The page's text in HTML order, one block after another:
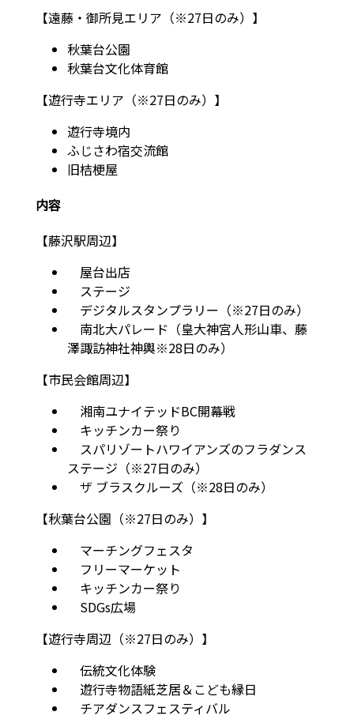
【遠藤・御所見エリア（※27日のみ）】
秋葉台公園
秋葉台文化体育館
【遊行寺エリア（※27日のみ）】
遊行寺境内
ふじさわ宿交流館
旧桔梗屋
内容
【藤沢駅周辺】
屋台出店
ステージ
デジタルスタンプラリー（※27日のみ）
南北大パレード（皇大神宮人形山車、藤
澤諏訪神社神輿※28日のみ）
【市民会館周辺】
湘南ユナイテッドBC開幕戦
キッチンカー祭り
スパリゾートハワイアンズのフラダンス
ステージ（※27日のみ）
ザ ブラスクルーズ（※28日のみ）
【秋葉台公園（※27日のみ）】
マーチングフェスタ
フリーマーケット
キッチンカー祭り
SDGs広場
【遊行寺周辺（※27日のみ）】
伝統文化体験
遊行寺物語紙芝居＆こども縁日
チアダンスフェスティバル